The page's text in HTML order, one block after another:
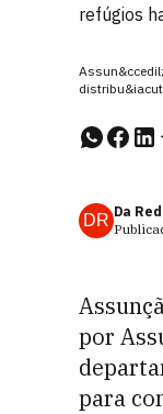
refúgios
DR Da
por
para